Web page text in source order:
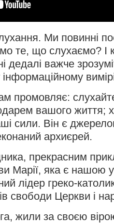
Ми повинні
те, що слухаємо? І
дедалі важче
промовляє:
вашого життя;
сили. Він є
архиєрей.
прекрасним
Марії, яка є нашою
лідер греко-
свободи Церкви і
жили за своєю